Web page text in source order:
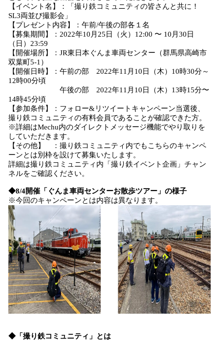
【イベント名】：「撮り鉄コミュニティの皆さんと共に！
SL3両並び撮影会」
【プレゼント内容】：午前/午後の部各１名
【募集期間】：2022年10月25日（火）12:00 〜 10月30日
（日）23:59
【開催場所】：JR東日本ぐんま車両センター（群馬県高崎市
双葉町5-1）
【開催日時】：午前の部 2022年11月10日（木）10時30分～
12時00分頃
午後の部 2022年11月10日（木）13時15分〜
14時45分頃
【参加条件】：フォロー&リツイートキャンペーン当選後、
撮り鉄コミュニティの有料会員であることが確認できた方。
※詳細はMechu内のダイレクトメッセージ機能でやり取りを
していただきます。
【その他】 ：撮り鉄コミュニティ内でもこちらのキャンペ
ーンとは別枠を設けて募集いたします。
詳細は撮り鉄コミュニティ内「撮り鉄イベント企画」チャン
ネルをご確認ください。
◆8/4開催「ぐんま車両センターお散歩ツアー」の様子
※今回のキャンペーンとは内容は異なります。
◆「撮り鉄コミュニティ」とは